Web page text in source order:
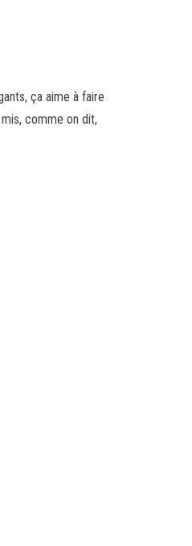
ça aime à faire
comme on dit,